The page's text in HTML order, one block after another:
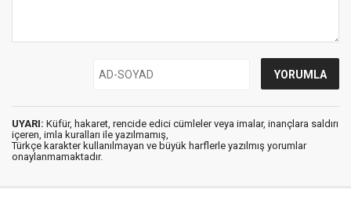
UYARI: Küfür, hakaret, rencide edici cümleler veya imalar, inançlara saldırı
içeren, imla kuralları ile yazılmamış,
Türkçe karakter kullanılmayan ve büyük harflerle yazılmış yorumlar
onaylanmamaktadır.